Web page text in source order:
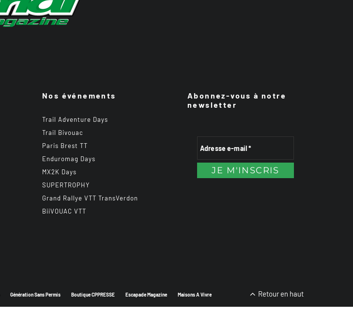
Nos événements
Trail Adventure Days
Trail Bivouac
Paris Brest TT
Enduromag Days
MX2K Days
SUPERTROPHY
Grand Rallye VTT TransVerdon
BiiVOUAC VTT
Abonnez-vous à notre
newsletter
Génération Sans Permis Boutique CPPRESSE Escapade Magazine Maisons A Vivre Retour en haut